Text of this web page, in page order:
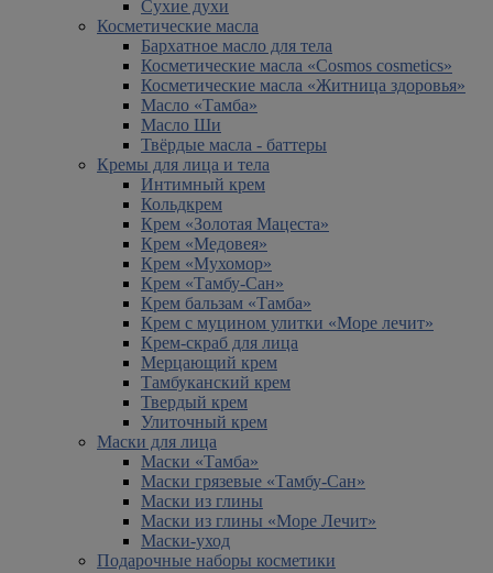
Сухие духи
Косметические масла
Бархатное масло для тела
Косметические масла «Cosmos cosmetics»
Косметические масла «Житница здоровья»
Масло «Тамба»
Масло Ши
Твёрдые масла - баттеры
Кремы для лица и тела
Интимный крем
Кольдкрем
Крем «Золотая Мацеста»
Крем «Медовея»
Крем «Мухомор»
Крем «Тамбу-Сан»
Крем бальзам «Тамба»
Крем с муцином улитки «Море лечит»
Крем-скраб для лица
Мерцающий крем
Тамбуканский крем
Твердый крем
Улиточный крем
Маски для лица
Маски «Тамба»
Маски грязевые «Тамбу-Сан»
Маски из глины
Маски из глины «Море Лечит»
Маски-уход
Подарочные наборы косметики